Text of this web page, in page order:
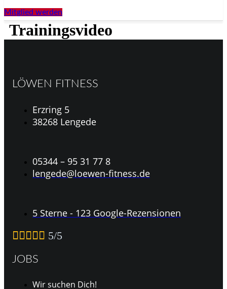
Mitglied werden
Trainingsvideo
LÖWEN FITNESS
Erzring 5
38268 Lengede
05344 – 95 31 77 8
lengede@loewen-fitness.de
5 Sterne - 123 Google-Rezensionen
 5/5
JOBS
Wir suchen Dich!